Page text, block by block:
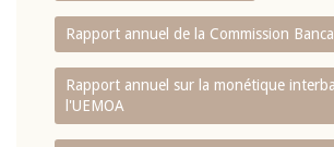
Rapport annuel de la Commission
Rapport annuel sur la monétique
l'UEMOA